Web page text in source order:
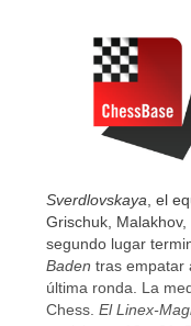
Sverdlovskaya, el
Grischuk,
segundo lugar
Baden tras empatar
última ronda. La
Chess. El Linex-